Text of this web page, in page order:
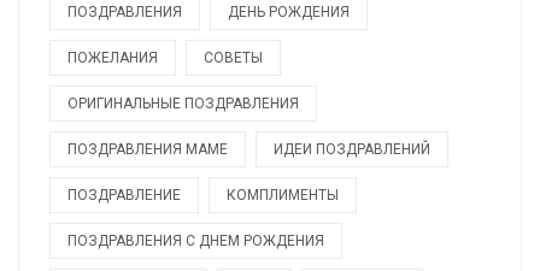
ПОЗДРАВЛЕНИЯ ДЕНЬ РОЖДЕНИЯ
ПОЖЕЛАНИЯ СОВЕТЫ
ОРИГИНАЛЬНЫЕ ПОЗДРАВЛЕНИЯ
ПОЗДРАВЛЕНИЯ МАМЕ ИДЕИ ПОЗДРАВЛЕНИЙ
ПОЗДРАВЛЕНИЕ КОМПЛИМЕНТЫ
ПОЗДРАВЛЕНИЯ С ДНЕМ РОЖДЕНИЯ